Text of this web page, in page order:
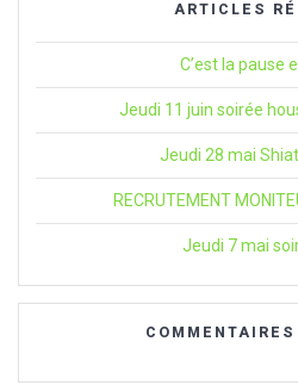
ARTICLES
C’est la pause
Jeudi 11 juin soirée
Jeudi 28 mai
RECRUTEMENT
Jeudi 7 mai